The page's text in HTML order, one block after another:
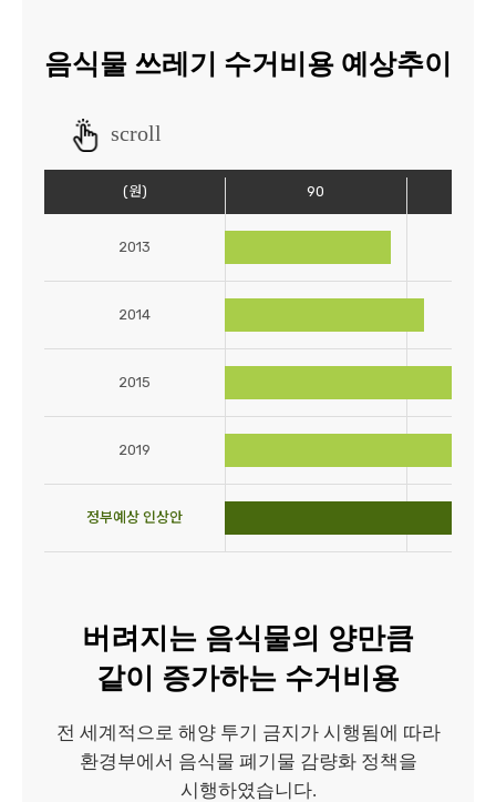
음식물 쓰레기 수거비용 예상추이
scroll
(원) 90
2013
2014
2015
2019
정부예상 인상안
버려지는 음식물의 양만큼
같이 증가하는 수거비용
전 세계적으로 해양 투기 금지가 시행됨에 따라
환경부에서 음식물 폐기물 감량화 정책을
시행하였습니다.